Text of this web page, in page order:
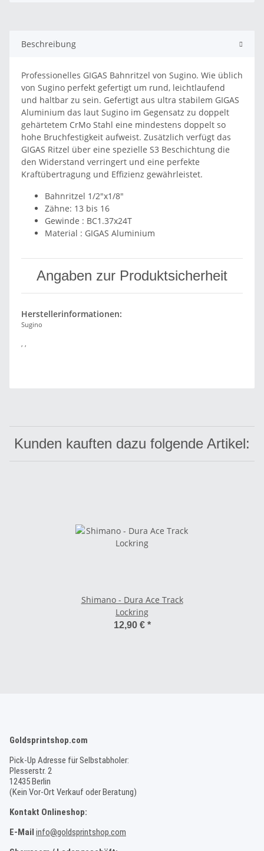
Beschreibung
Professionelles GIGAS Bahnritzel von Sugino. Wie üblich
von Sugino perfekt gefertigt um rund, leichtlaufend
und haltbar zu sein. Gefertigt aus ultra stabilem GIGAS
Aluminium das laut Sugino im Gegensatz zu doppelt
gehärtetem CrMo Stahl eine mindestens doppelt so
hohe Bruchfestigkeit aufweist. Zusätzlich verfügt das
GIGAS Ritzel über eine spezielle S3 Beschichtung die
den Widerstand verringert und eine perfekte
Kraftübertragung und Effizienz gewährleistet.
Bahnritzel 1/2"x1/8"
Zähne: 13 bis 16
Gewinde : BC1.37x24T
Material : GIGAS Aluminium
Angaben zur Produktsicherheit
Herstellerinformationen:
Sugino
Kunden kauften dazu folgende Artikel:
Shimano - Dura Ace Track
Lockring
12,90 € *
Goldsprintshop.com
Pick-Up Adresse für Selbstabholer:
Plesserstr. 2
12435 Berlin
(Kein Vor-Ort Verkauf oder Beratung)
Kontakt Onlineshop:
E-Mail info@goldsprintshop.com